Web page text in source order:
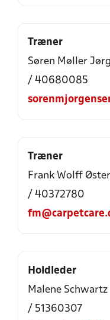
Træner
Søren Møller
/ 40680085
Træner
Frank Wolff
/ 40372780
Holdleder
Malene Schwartz
/ 51360307